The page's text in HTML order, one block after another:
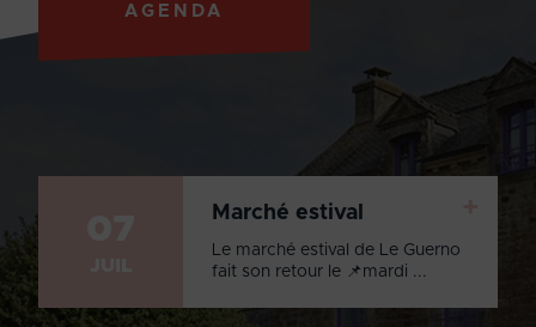
AGENDA
Marché estival
Le marché estival de Le Guerno
fait son retour le 📌mardi ...